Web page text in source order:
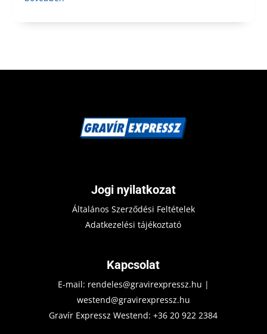
Jogi nyilatkozat
Általános Szerződési Feltételek
Adatkezelési tájékoztató
Kapcsolat
E-mail: rendeles@gravirexpressz.hu |
westend@gravirexpressz.hu
Gravír Expressz Westend:+36 20 922 2384